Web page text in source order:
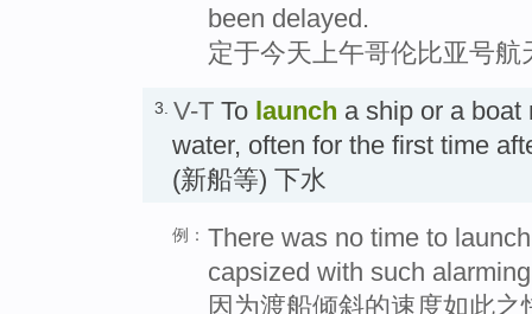
been delayed.
定于今天上午哥伦比亚号
3. V-T To launch a ship or a boat
water, often for the first time
(新船等) 下水
例： There was no time to
capsized with such
因为渡船倾斜的速度如此